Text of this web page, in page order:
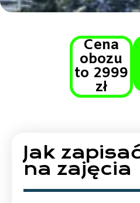
Cena
obozu
to 2999
zł
Jak
na zajęcia